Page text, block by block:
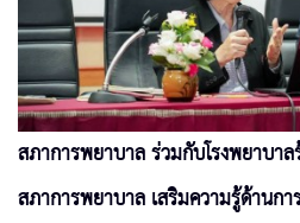
สภาการพยาบาล ร่วมกับโรงพยาบา
สภาการพยาบาล เสริมความรู้ด้านกา